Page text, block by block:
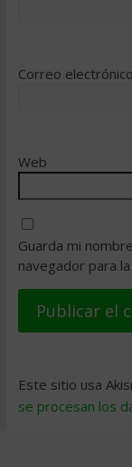
Correo electrónico
Web
Guarda mi
navegador para
Este sitio usa
se procesan los